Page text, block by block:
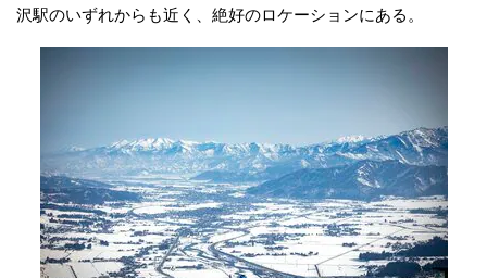
沢駅のいずれからも近く、絶好のロケーションにある。